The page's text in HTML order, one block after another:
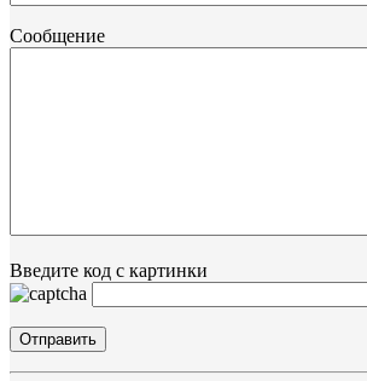
Сообщение
Введите код с картинки